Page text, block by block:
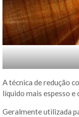
A técnica de redução
líquido mais espesso e
Geralmente utilizada